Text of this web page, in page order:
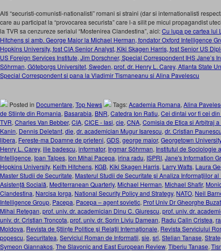
Alti “securisti-comunisti-nationalisti” romani si straini (dar si internationalisti
care au participat la “provocarea securista” care l-a silit pe micul propagandist
la TVR sa cenzureze serialul “Mostenirea Clandestina”, aici:Cu lupa pe cartea lui
Hitchens si amb. George Maior la Michael Herman, fondator Oxford Intelligence
Hopkins University, fost CIA Senior Analyst, Kiki Skagen Harris, fost Senior US
US Foreign Services Institute, Jim Dorschner, Special Correspondent IHS Jane’s
Söhrman, Göteborgs Universitet, Sweden, prof. dr. Henry L. Carey, Atlanta State
Special Correspondent si pana la Vladimir Tismaneanu si Alina Pavelescu
Posted in Documentare, Top News Tags:Academia Romana, Alina
de Stiinte din Romania, Basarabia, BNR, Catedra Ion Ratiu, Cei dintai vor fi cei
TVR, Charles Van Bebber, CIA, CICE - Iasi, cie, CNA, Comisia de Etica si Arbitraj a
Kanin, Dennis Deletant, die, dr. academician Mugur Isarescu, dr. Cristian
libera, Fereste-ma Doamne de prieteni, GDS, george maior, Georgetown University
Henry L. Carey, ilie badescu, informator, Ingmar Söhrman, Institutul de Sociologie
Intelligence, Ioan Talpes, Ion Mihai Pacepa, irina radu, ISPRI, Jane's Information
Hopkins University, Keith Hitchens, KGB, Kiki Skagen Harris, Larry Watts, Laura
Master Studii de Securitate, Masterul Studii de Securitate şi Analiza Informaţiilor
Asistenţă Socială, Mediterranean Quarterly, Michael Herman, Michael Shafir,
Clandestina, Narcisa Iorga, National Security Policy and Strategy, NATO, Neil
Intelligence Group, Pacepa, Pacepa – agent sovietic, Prof Univ Dr Gheorghe
Mihai Retegan, prof. univ. dr. academician Dinu C. Giurescu, prof. univ. dr.
univ. dr. Cristian Troncota, prof. univ. dr. Sorin Liviu Damean, Radu Calin Cristea,
Moldova, Revista de Ştiinţe Politice şi Relaţii Internaţionale, Revista Serviciului
popescu, Securitatea, Serviciul Roman de Informatii, sie, sri, Stelian Tanase,
Symeon Giannakos, The Slavonic and East European Review, Tiberiu Tanase,